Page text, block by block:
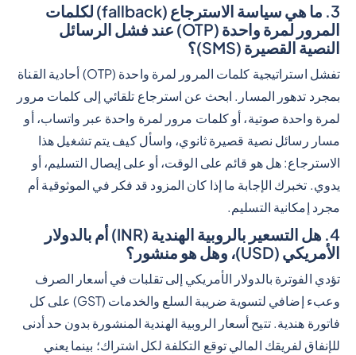
3. ما هي سياسة الاسترجاع (fallback) لكلمات
المرور لمرة واحدة (OTP) عند فشل الرسائل
النصية القصيرة (SMS)؟
تفشل استراتيجية كلمات المرور لمرة واحدة (OTP) أحادية القناة
بمجرد تدهور المسار. ابحث عن استرجاع تلقائي إلى كلمات مرور
لمرة واحدة صوتية، أو كلمات مرور لمرة واحدة عبر واتساب، أو
مسار رسائل نصية قصيرة ثانوي، واسأل كيف يتم تشغيل هذا
الاسترجاع: هل هو قائم على الوقت، أو على إيصال التسليم، أو
يدوي. تخبرك الإجابة ما إذا كان المزود قد فكر في الموثوقية أم
مجرد إمكانية التسليم.
4. هل التسعير بالروبية الهندية (INR) أم بالدولار
الأمريكي (USD)، وهل هو منشور؟
تؤدي الفوترة بالدولار الأمريكي إلى تقلبات في أسعار الصرف
وعبء إضافي لتسوية ضريبة السلع والخدمات (GST) على كل
فاتورة هندية. تتيح أسعار الروبية الهندية المنشورة بدون حد أدنى
للإنفاق لفريقك المالي توقع التكلفة لكل اشتراك؛ بينما يعني